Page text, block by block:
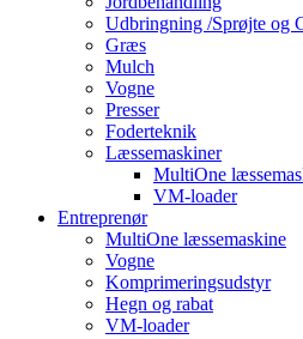
Udbringning /Sprøjte og
Græs
Mulch
Vogne
Presser
Foderteknik
Læssemaskiner
MultiOne
VM-loader
Entreprenør
MultiOne læssemaskine
Vogne
Komprimeringsudstyr
Hegn og rabat
VM-loader